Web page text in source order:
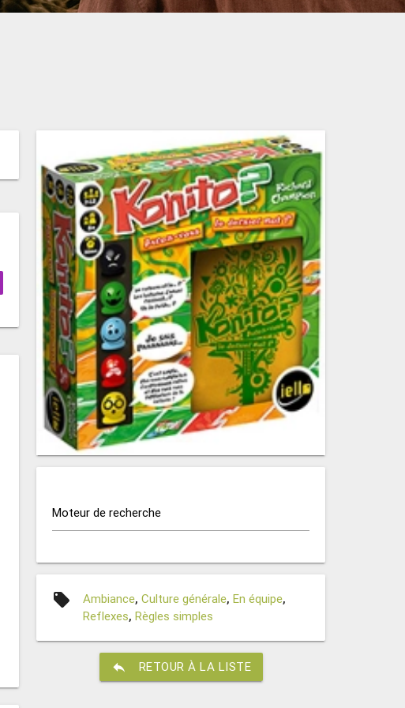
Moteur de recherche
local_offer Ambiance,Culture générale,En équipe,
Reflexes,Règles simples
reply RETOUR À LA LISTE